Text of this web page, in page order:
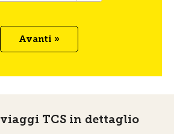
Avanti »
TCS in dettaglio